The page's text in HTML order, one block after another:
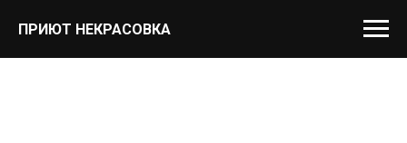
ПРИЮТ НЕКРАСОВКА